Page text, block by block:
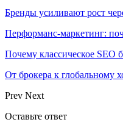
Бренды усиливают рост
Перформанс-маркетинг:
Почему классическое SEO
От брокера к глобальному
Prev Next
Оставьте ответ